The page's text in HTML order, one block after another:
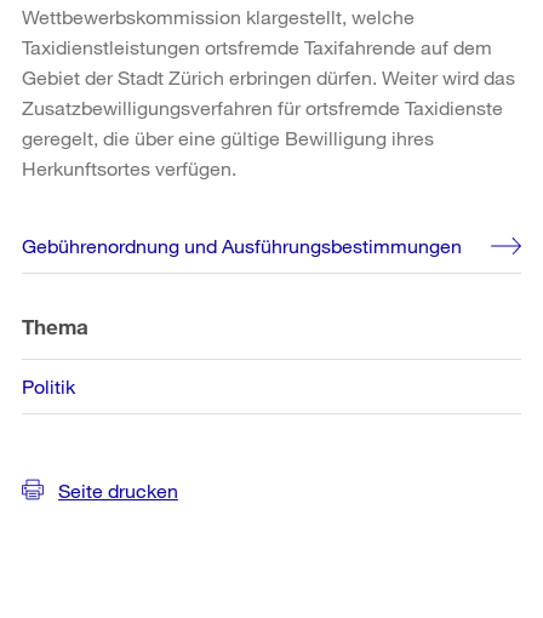
Wettbewerbskommission klargestellt, welche
Taxidienstleistungen ortsfremde Taxifahrende auf dem
Gebiet der Stadt Zürich erbringen dürfen. Weiter wird das
Zusatzbewilligungsverfahren für ortsfremde Taxidienste
geregelt, die über eine gültige Bewilligung ihres
Herkunftsortes verfügen.
Weitere
Informationen
Gebührenordnung und Ausführungsbestimmungen
Thema
Politik
Seite drucken